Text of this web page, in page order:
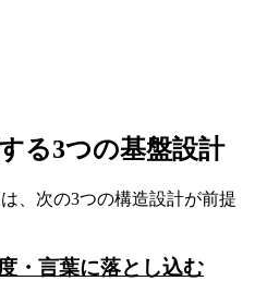
る3つの基盤設計
、次の3つの構造設計が前提
・言葉に落とし込む